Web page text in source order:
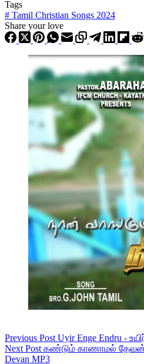
Tags
# Tamil Christian Songs 2024
Share your love
Previous Post Uyir Enge Endru -
Next Post கண்டும் காணாமல் தேவன்
Devan MP3